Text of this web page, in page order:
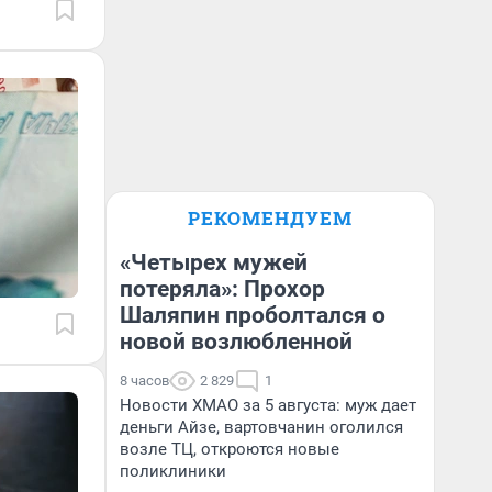
РЕКОМЕНДУЕМ
«Четырех мужей
потеряла»: Прохор
Шаляпин проболтался о
новой возлюбленной
8 часов 2 829 1
Новости ХМАО за 5 августа: муж дает
деньги Айзе, вартовчанин оголился
возле ТЦ, откроются новые
поликлиники